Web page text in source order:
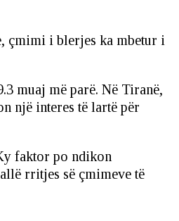
çmimi i blerjes ka mbetur i
muaj më parë. Në Tiranë,
një interes të lartë për
faktor po ndikon
rritjes së çmimeve të